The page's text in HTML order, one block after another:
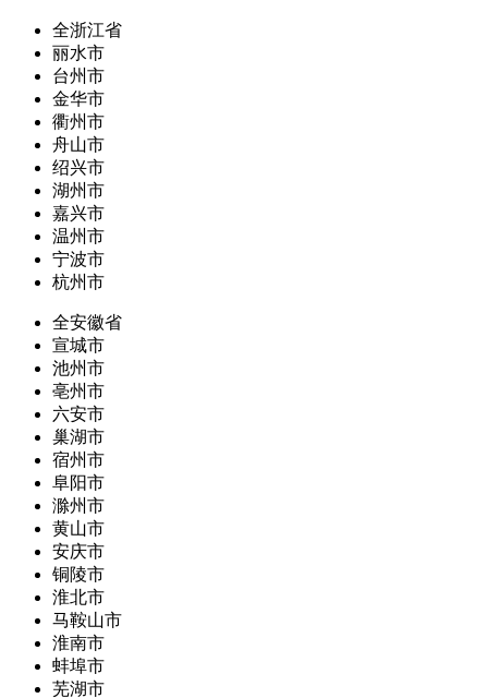
全浙江省
丽水市
台州市
金华市
衢州市
舟山市
绍兴市
湖州市
嘉兴市
温州市
宁波市
杭州市
全安徽省
宣城市
池州市
亳州市
六安市
巢湖市
宿州市
阜阳市
滁州市
黄山市
安庆市
铜陵市
淮北市
马鞍山市
淮南市
蚌埠市
芜湖市